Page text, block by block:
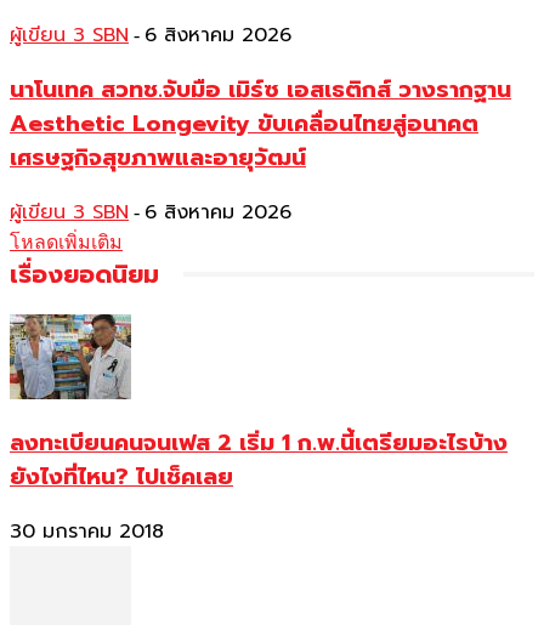
ผู้เขียน 3 SBN - 6 สิงหาคม 2026
นาโนเทค สวทช.จับมือ เมิร์ซ เอสเธติกส์ วางรากฐาน
Aesthetic Longevity ขับเคลื่อนไทยสู่อนาคต
เศรษฐกิจสุขภาพและอายุวัฒน์
ผู้เขียน 3 SBN - 6 สิงหาคม 2026
โหลดเพิ่มเติม
เรื่องยอดนิยม
ลงทะเบียนคนจนเฟส 2 เริ่ม 1 ก.พ.นี้เตรียมอะไรบ้าง
ยังไงที่ไหน? ไปเช็คเลย
30 มกราคม 2018